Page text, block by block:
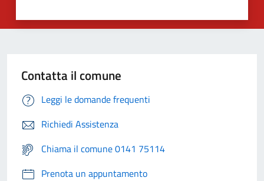
Contatta il comune
Leggi le domande frequenti
Richiedi Assistenza
Chiama il comune 0141 75114
Prenota un appuntamento